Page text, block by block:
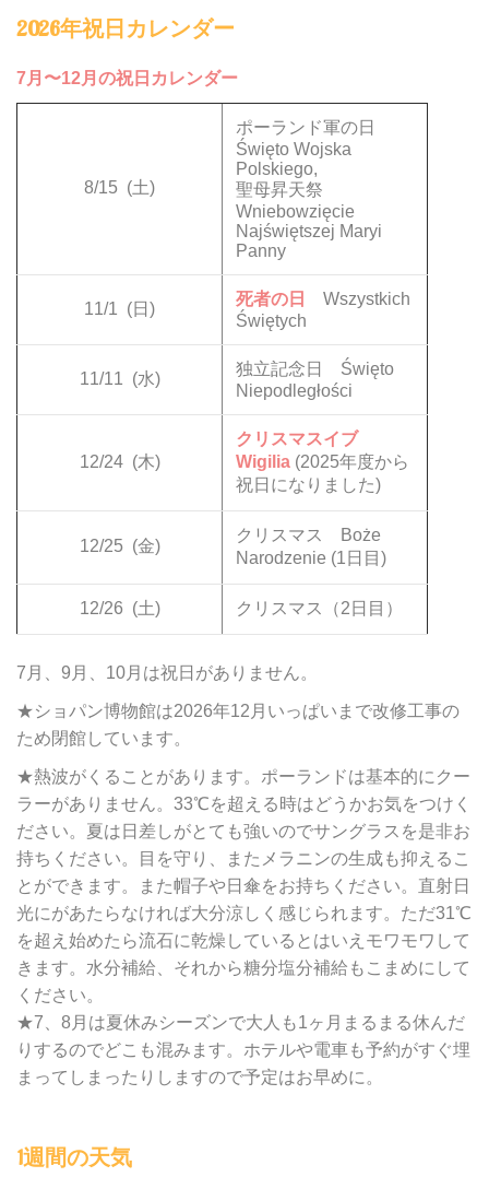
2026年祝日カレンダー
7月〜12月の祝日カレンダー
8/15 (土)
ポーランド軍の日
Święto Wojska
Polskiego,
聖母昇天祭
Wniebowzięcie
Najświętszej Maryi
Panny
11/1 (日)
死者の日
Wszystkich
Świętych
11/11 (水)
独立記念日 Święto
Niepodległości
12/24 (木)
クリスマスイブ
Wigilia (2025年度から
祝日になりました)
12/25 (金)
クリスマス Boże
Narodzenie (1日目)
12/26 (土) クリスマス（2日目）
7月、9月、10月は祝日がありません。
★ショパン博物館は2026年12月いっぱいまで改修工事の
ため閉館しています。
★熱波がくることがあります。ポーランドは基本的にクー
ラーがありません。33℃を超える時はどうかお気をつけく
ださい。夏は日差しがとても強いのでサングラスを是非お
持ちください。目を守り、またメラニンの生成も抑えるこ
とができます。また帽子や日傘をお持ちください。直射日
光にがあたらなければ大分涼しく感じられます。ただ31℃
を超え始めたら流石に乾燥しているとはいえモワモワして
きます。水分補給、それから糖分塩分補給もこまめにして
ください。
★7、8月は夏休みシーズンで大人も1ヶ月まるまる休んだ
りするのでどこも混みます。ホテルや電車も予約がすぐ埋
まってしまったりしますので予定はお早めに。
1週間の天気